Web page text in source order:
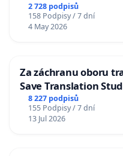
2 728 podpisů
158 Podpisy / 7 dní
4 May 2026
Za záchranu oboru
Save Translation
Charles University
8 227 podpisů
155 Podpisy / 7 dní
13 Jul 2026